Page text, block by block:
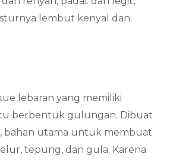
lembut kenyal dan
lebaran yang memiliki
berbentuk gulungan. Dibuat
bahan utama untuk membuat
tepung, dan gula. Karena